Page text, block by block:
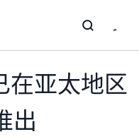
在亚太地区
出